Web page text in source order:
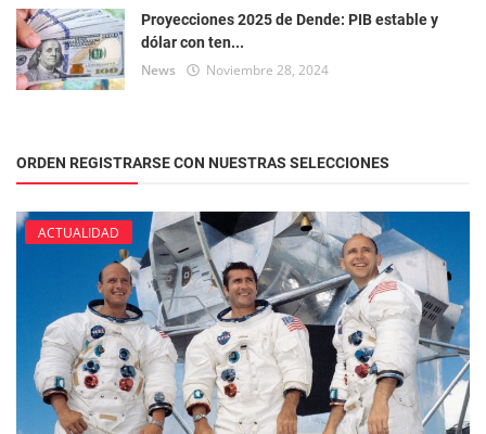
Proyecciones 2025 de Dende: PIB estable y
dólar con ten...
News Noviembre 28, 2024
ORDEN REGISTRARSE CON NUESTRAS SELECCIONES
ACTUALIDAD